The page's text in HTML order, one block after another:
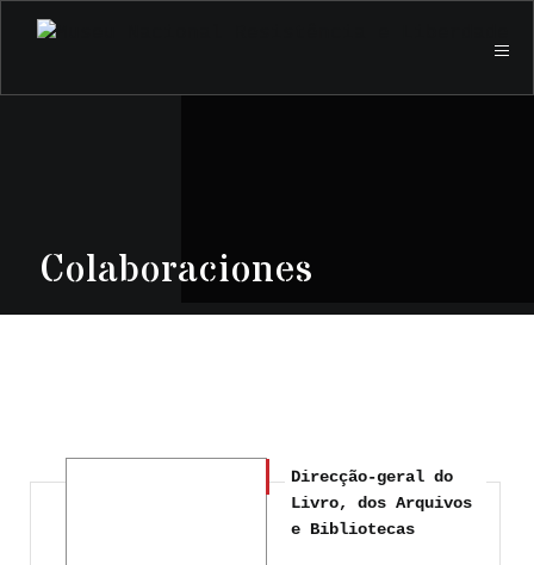
Colaboraciones
Direcção-geral do
Livro, dos Arquivos
e Bibliotecas